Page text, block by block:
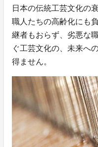
日本の伝統工芸文化の
職人たちの高齢化にも
継者もおらず、劣悪な
ぐ工芸文化の、未来へ
得ません。